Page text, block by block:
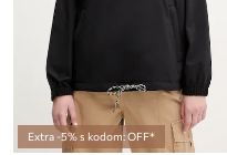
Extra -5% s kodom: OFF*